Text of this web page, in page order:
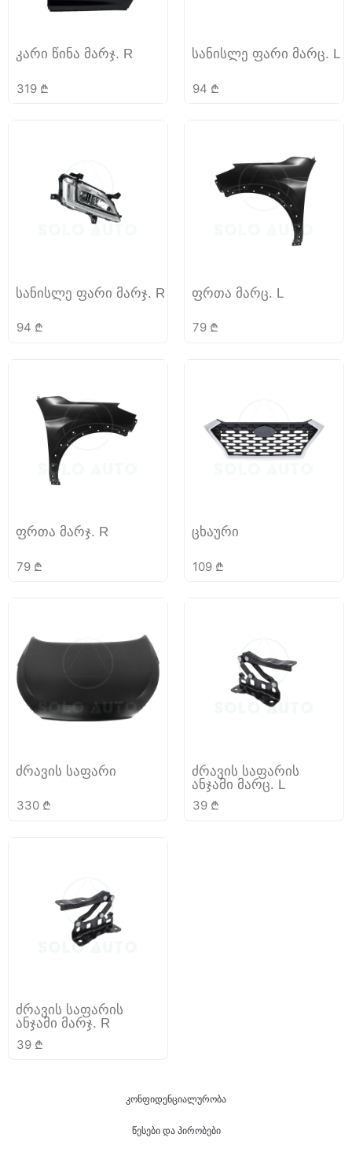
კარი წინა მარჯ. R
319 ₾
სანისლე ფარი მარც. L
94 ₾
სანისლე ფარი მარჯ. R
94 ₾
ფრთა მარც. L
79 ₾
ფრთა მარჯ. R
79 ₾
ცხაური
109 ₾
ძრავის საფარი
330 ₾
ძრავის საფარის
ანჯამი მარც. L
39 ₾
ძრავის საფარის
ანჯამი მარჯ. R
39 ₾
კონფიდენციალურობა
წესები და პირობები